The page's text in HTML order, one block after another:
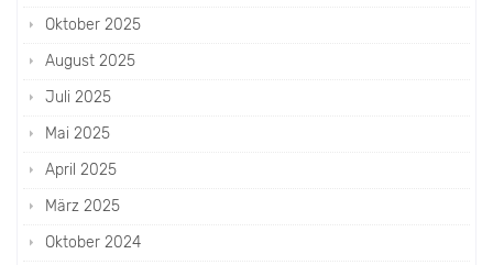
Oktober 2025
August 2025
Juli 2025
Mai 2025
April 2025
März 2025
Oktober 2024